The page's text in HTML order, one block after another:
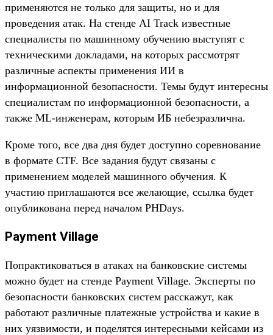
применяются не только для защиты, но и для
проведения атак. На стенде AI Track известные
специалисты по машинному обучению выступят с
техническими докладами, на которых рассмотрят
различные аспекты применения ИИ в
информационной безопасности. Темы будут интересны
специалистам по информационной безопасности, а
также ML-инженерам, которым ИБ небезразлична.
Кроме того, все два дня будет доступно соревнование
в формате CTF. Все задания будут связаны с
применением моделей машинного обучения. К
участию приглашаются все желающие, ссылка будет
опубликована перед началом PHDays.
Payment Village
Попрактиковаться в атаках на банковские системы
можно будет на стенде Payment Village. Эксперты по
безопасности банковских систем расскажут, как
работают различные платежные устройства и какие в
них уязвимости, и поделятся интересными кейсами из